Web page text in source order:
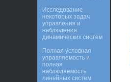
Исследование
некоторых задач
управления и
наблюдения
динамических систем
Полная условная
управляемость и
полная
наблюдаемость
линейных систем